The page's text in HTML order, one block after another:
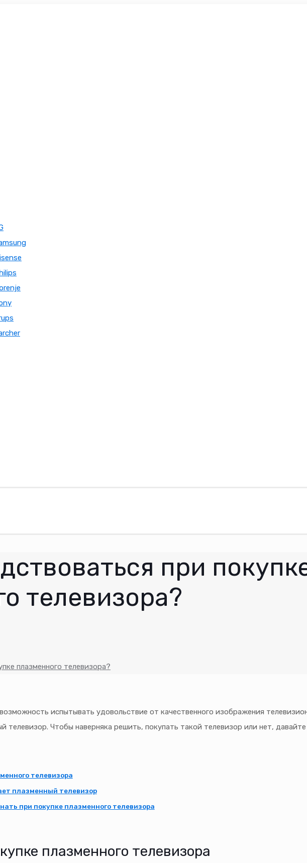
при
телевизора?
плазменного телевизора?
испытывать удовольствие от качественного изображения
телевизор. Чтобы наверняка решить, покупать такой телевизор или нет,
телевизора
плазменный телевизор
при покупке плазменного телевизора
плазменного телевизора